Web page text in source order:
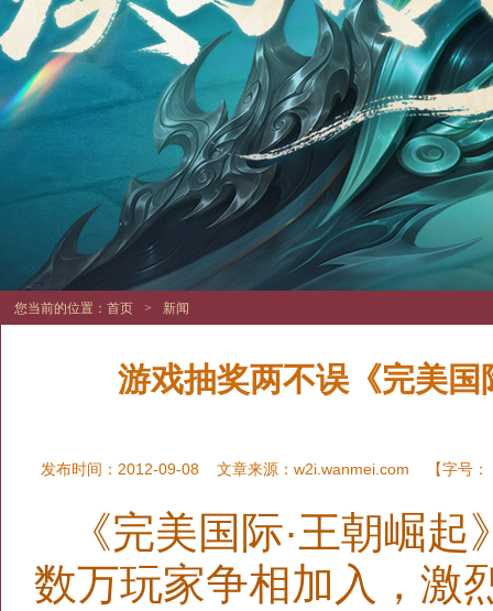
您当前的位置： 首页 > 新闻
游戏抽奖两不误《完美
发布时间：2012-09-08 文章来源： w2i.wanmei.com 【字号：
《完美国际·王朝崛
数万玩家争相加入，激